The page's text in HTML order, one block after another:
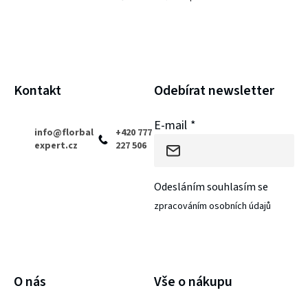
Kontakt
info@florbal
expert.cz
+420 777
227 506
Odebírat newsletter
E-mail
Odesláním souhlasím se
zpracováním osobních údajů
O nás Vše o nákupu